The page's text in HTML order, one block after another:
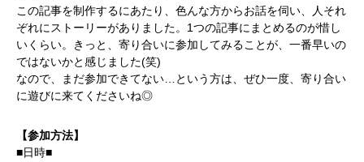
この記事を制作するにあたり、色んな方からお話を伺い、人それ
ぞれにストーリーがありました。1つの記事にまとめるのが惜し
いくらい。きっと、寄り合いに参加してみることが、一番早いの
ではないかと感じました(笑)
なので、まだ参加できてない…という方は、ぜひ一度、寄り合い
に遊びに来てくださいね◎
【参加方法】
■日時■